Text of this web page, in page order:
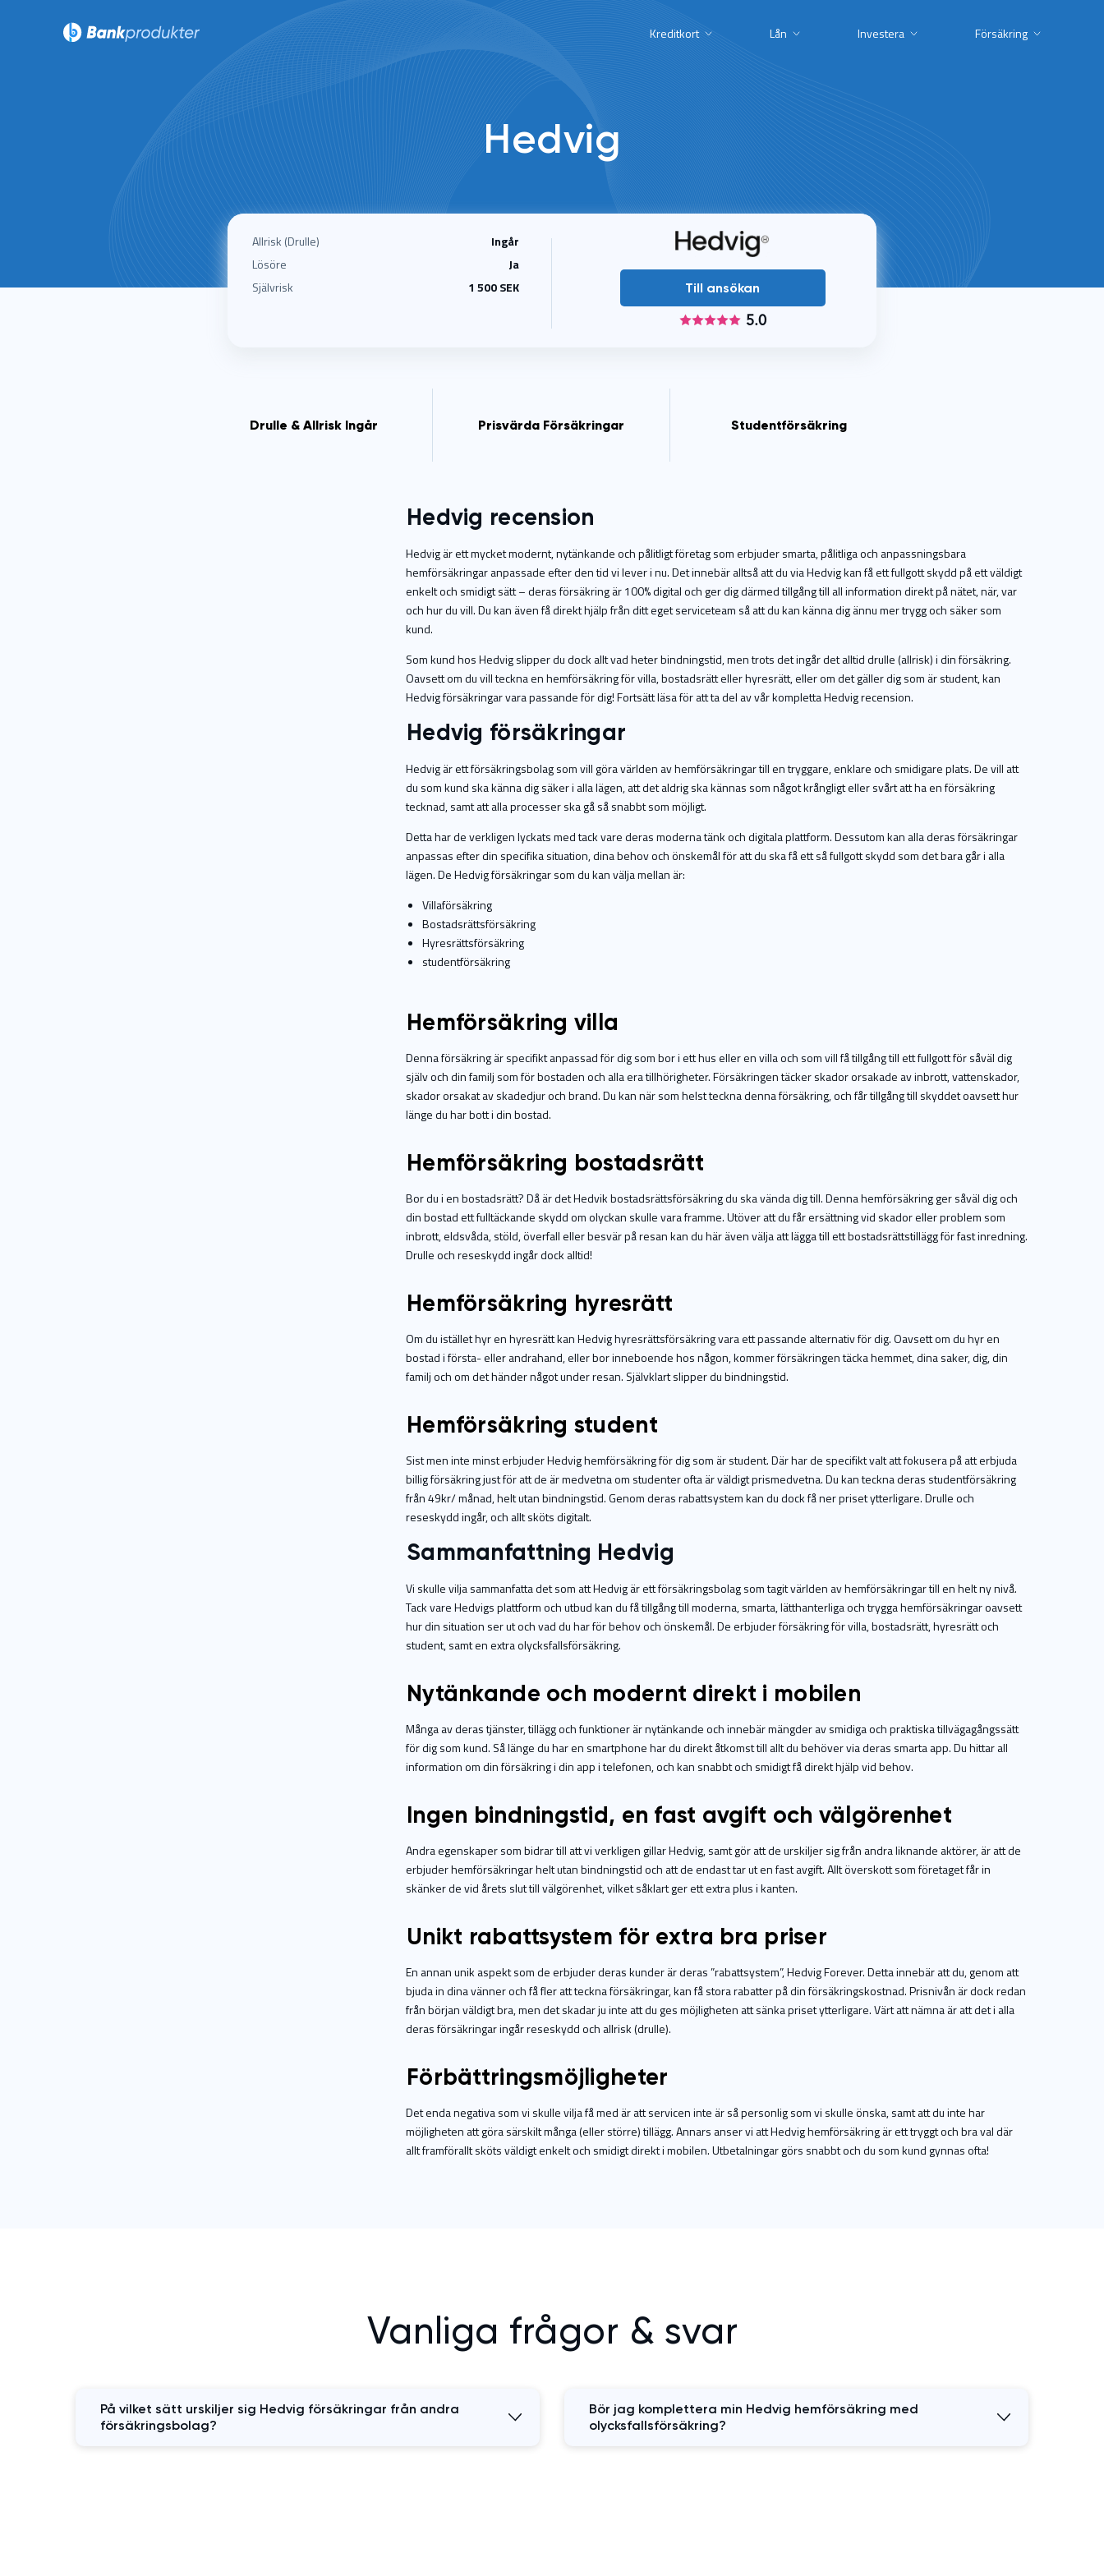
Kreditkort Lån Investera Försäkring
Hedvig
Allrisk (drulle)
Ingår
Lösöre
Ja
Självrisk
1 500 SEK Till ansökan
5.0
Drulle & Allrisk Ingår Prisvärda Försäkringar Studentförsäkring
Hedvig recension
Hedvig är ett mycket modernt, nytänkande och pålitligt företag som erbjuder smarta, pålitliga och anpassningsbara
hemförsäkringar anpassade efter den tid vi lever i nu. Det innebär alltså att du via Hedvig kan få ett fullgott skydd på ett väldigt
enkelt och smidigt sätt – deras försäkring är 100% digital och ger dig därmed tillgång till all information direkt på nätet, när, var
och hur du vill. Du kan även få direkt hjälp från ditt eget serviceteam så att du kan känna dig ännu mer trygg och säker som
kund.
Som kund hos Hedvig slipper du dock allt vad heter bindningstid, men trots det ingår det alltid drulle (allrisk) i din försäkring.
Oavsett om du vill teckna en hemförsäkring för villa, bostadsrätt eller hyresrätt, eller om det gäller dig som är student, kan
Hedvig försäkringar vara passande för dig! Fortsätt läsa för att ta del av vår kompletta Hedvig recension.
Hedvig försäkringar
Hedvig är ett försäkringsbolag som vill göra världen av hemförsäkringar till en tryggare, enklare och smidigare plats. De vill att
du som kund ska känna dig säker i alla lägen, att det aldrig ska kännas som något krångligt eller svårt att ha en försäkring
tecknad, samt att alla processer ska gå så snabbt som möjligt.
Detta har de verkligen lyckats med tack vare deras moderna tänk och digitala plattform. Dessutom kan alla deras försäkringar
anpassas efter din specifika situation, dina behov och önskemål för att du ska få ett så fullgott skydd som det bara går i alla
lägen. De Hedvig försäkringar som du kan välja mellan är:
Villaförsäkring
Bostadsrättsförsäkring
Hyresrättsförsäkring
studentförsäkring
Hemförsäkring villa
Denna försäkring är specifikt anpassad för dig som bor i ett hus eller en villa och som vill få tillgång till ett fullgott för såväl dig
själv och din familj som för bostaden och alla era tillhörigheter. Försäkringen täcker skador orsakade av inbrott, vattenskador,
skador orsakat av skadedjur och brand. Du kan när som helst teckna denna försäkring, och får tillgång till skyddet oavsett hur
länge du har bott i din bostad.
Hemförsäkring bostadsrätt
Bor du i en bostadsrätt? Då är det Hedvik bostadsrättsförsäkring du ska vända dig till. Denna hemförsäkring ger såväl dig och
din bostad ett fulltäckande skydd om olyckan skulle vara framme. Utöver att du får ersättning vid skador eller problem som
inbrott, eldsvåda, stöld, överfall eller besvär på resan kan du här även välja att lägga till ett bostadsrättstillägg för fast inredning.
Drulle och reseskydd ingår dock alltid!
Hemförsäkring hyresrätt
Om du istället hyr en hyresrätt kan Hedvig hyresrättsförsäkring vara ett passande alternativ för dig. Oavsett om du hyr en
bostad i första- eller andrahand, eller bor inneboende hos någon, kommer försäkringen täcka hemmet, dina saker, dig, din
familj och om det händer något under resan. Självklart slipper du bindningstid.
Hemförsäkring student
Sist men inte minst erbjuder Hedvig hemförsäkring för dig som är student. Där har de specifikt valt att fokusera på att erbjuda
billig försäkring just för att de är medvetna om studenter ofta är väldigt prismedvetna. Du kan teckna deras studentförsäkring
från 49kr/ månad, helt utan bindningstid. Genom deras rabattsystem kan du dock få ner priset ytterligare. Drulle och
reseskydd ingår, och allt sköts digitalt.
Sammanfattning Hedvig
Vi skulle vilja sammanfatta det som att Hedvig är ett försäkringsbolag som tagit världen av hemförsäkringar till en helt ny nivå.
Tack vare Hedvigs plattform och utbud kan du få tillgång till moderna, smarta, lätthanterliga och trygga hemförsäkringar oavsett
hur din situation ser ut och vad du har för behov och önskemål. De erbjuder försäkring för villa, bostadsrätt, hyresrätt och
student, samt en extra olycksfallsförsäkring.
Nytänkande och modernt direkt i mobilen
Många av deras tjänster, tillägg och funktioner är nytänkande och innebär mängder av smidiga och praktiska tillvägagångssätt
för dig som kund. Så länge du har en smartphone har du direkt åtkomst till allt du behöver via deras smarta app. Du hittar all
information om din försäkring i din app i telefonen, och kan snabbt och smidigt få direkt hjälp vid behov.
Ingen bindningstid, en fast avgift och välgörenhet
Andra egenskaper som bidrar till att vi verkligen gillar Hedvig, samt gör att de urskiljer sig från andra liknande aktörer, är att de
erbjuder hemförsäkringar helt utan bindningstid och att de endast tar ut en fast avgift. Allt överskott som företaget får in
skänker de vid årets slut till välgörenhet, vilket såklart ger ett extra plus i kanten.
Unikt rabattsystem för extra bra priser
En annan unik aspekt som de erbjuder deras kunder är deras ”rabattsystem”, Hedvig Forever. Detta innebär att du, genom att
bjuda in dina vänner och få fler att teckna försäkringar, kan få stora rabatter på din försäkringskostnad. Prisnivån är dock redan
från början väldigt bra, men det skadar ju inte att du ges möjligheten att sänka priset ytterligare. Värt att nämna är att det i alla
deras försäkringar ingår reseskydd och allrisk (drulle).
Förbättringsmöjligheter
Det enda negativa som vi skulle vilja få med är att servicen inte är så personlig som vi skulle önska, samt att du inte har
möjligheten att göra särskilt många (eller större) tillägg. Annars anser vi att Hedvig hemförsäkring är ett tryggt och bra val där
allt framförallt sköts väldigt enkelt och smidigt direkt i mobilen. Utbetalningar görs snabbt och du som kund gynnas ofta!
Vanliga frågor & svar
På vilket sätt urskiljer sig Hedvig försäkringar från andra
försäkringsbolag?
Bör jag komplettera min Hedvig hemförsäkring med
olycksfallsförsäkring?